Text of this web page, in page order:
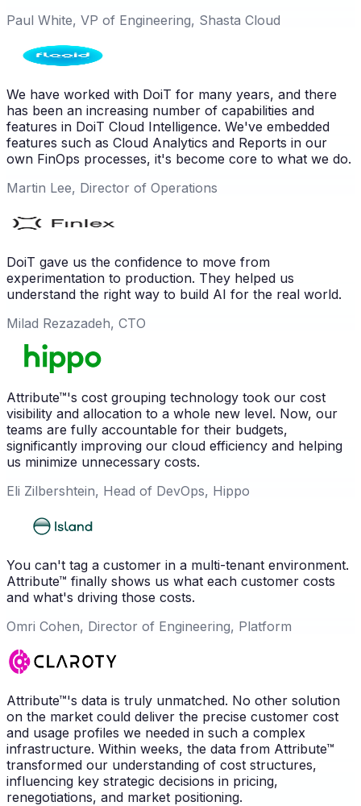
Paul White, VP of Engineering, Shasta Cloud
We have worked with DoiT for many years, and there
has been an increasing number of capabilities and
features in DoiT Cloud Intelligence. We've embedded
features such as Cloud Analytics and Reports in our
own FinOps processes, it's become core to what we do.
Martin Lee, Director of Operations
DoiT gave us the confidence to move from
experimentation to production. They helped us
understand the right way to build AI for the real world.
Milad Rezazadeh, CTO
Attribute™'s cost grouping technology took our cost
visibility and allocation to a whole new level. Now, our
teams are fully accountable for their budgets,
significantly improving our cloud efficiency and helping
us minimize unnecessary costs.
Eli Zilbershtein, Head of DevOps, Hippo
You can't tag a customer in a multi-tenant environment.
Attribute™ finally shows us what each customer costs
and what's driving those costs.
Omri Cohen, Director of Engineering, Platform
Attribute™'s data is truly unmatched. No other solution
on the market could deliver the precise customer cost
and usage profiles we needed in such a complex
infrastructure. Within weeks, the data from Attribute™
transformed our understanding of cost structures,
influencing key strategic decisions in pricing,
renegotiations, and market positioning.